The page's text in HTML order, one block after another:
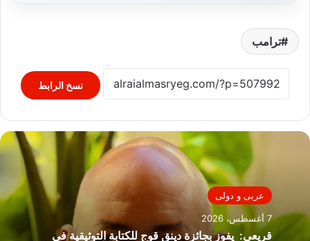
ترامب
نسخ الرابط
عربى و دولى
7 أغسطس، 2026
قريعي: يفوز بجائزة دينق قوج للكتابة التوثيقية في